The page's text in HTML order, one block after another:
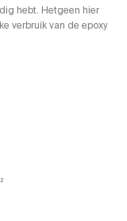
hebt. Hetgeen hier
verbruik van de epoxy